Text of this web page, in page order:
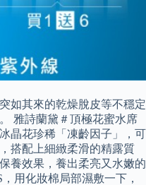
如其來的乾燥脫皮等不穩定
雅詩蘭黛＃頂極花蜜水席
晶花珍稀「凍齡因子」，可
搭配上細緻柔滑的精露質
養效果，養出柔亮又水嫩的
用化妝棉局部濕敷一下，